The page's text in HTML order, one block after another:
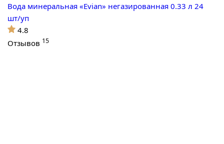
Вода минеральная «Evian» негазированная 0.33 л 24
шт/уп
4.8
Отзывов 15